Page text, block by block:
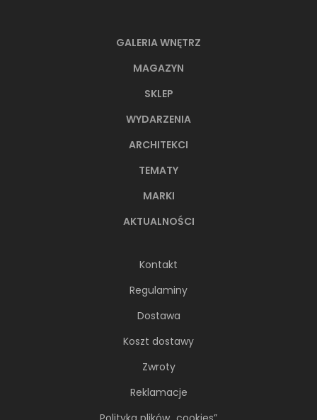
GALERIA WNĘTRZ
MAGAZYN
SKLEP
WYDARZENIA
ARCHITEKCI
TEMATY
MARKI
AKTUALNOŚCI
Kontakt
Regulaminy
Dostawa
Koszt dostawy
Zwroty
Reklamacje